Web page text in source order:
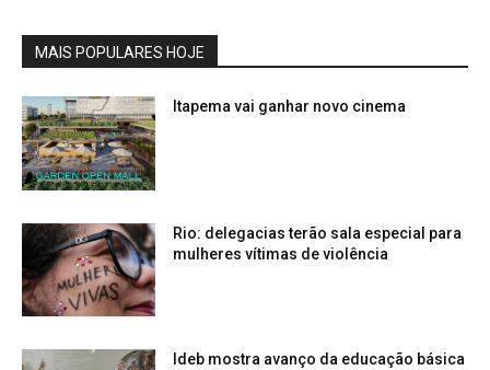
MAIS POPULARES HOJE
Itapema vai ganhar novo cinema
Rio: delegacias terão sala especial para
mulheres vítimas de violência
Ideb mostra avanço da educação básica